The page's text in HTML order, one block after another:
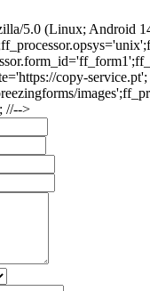
5.0 (Linux; Android
copy-
//-->